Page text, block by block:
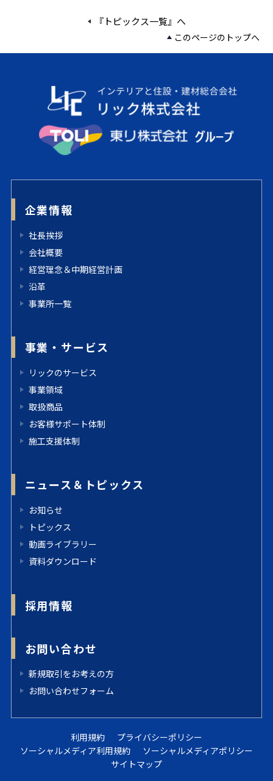
『トピックス一覧』へ
このページのトップへ
企業情報
社長挨拶
会社概要
経営理念＆中期経営計画
沿革
事業所一覧
事業・サービス
リックのサービス
事業領域
取扱商品
お客様サポート体制
施工支援体制
ニュース＆トピックス
お知らせ
トピックス
動画ライブラリー
資料ダウンロード
採用情報
お問い合わせ
新規取引をお考えの方
お問い合わせフォーム
利用規約
プライバシーポリシー
ソーシャルメディア利用規約
ソーシャルメディアポリシー
サイトマップ